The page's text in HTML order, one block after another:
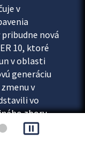
v
nová
10, ktoré
v oblasti
generáciu
v
vo
zboru
pause_presentation